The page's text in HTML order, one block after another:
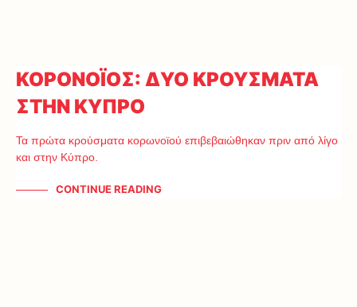
ΚΟΡΟΝΟΪΟΣ: ΔΥΟ ΚΡΟΥΣΜΑΤΑ
ΣΤΗΝ ΚΥΠΡΟ
Τα πρώτα κρούσματα κορωνοϊού επιβεβαιώθηκαν πριν από λίγο
και στην Κύπρο.
CONTINUE READING